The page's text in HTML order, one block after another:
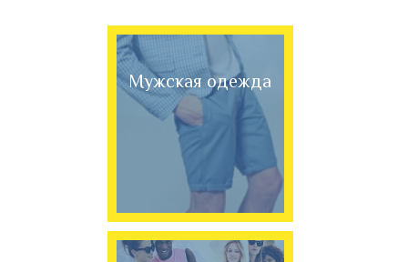
Мужская одежда